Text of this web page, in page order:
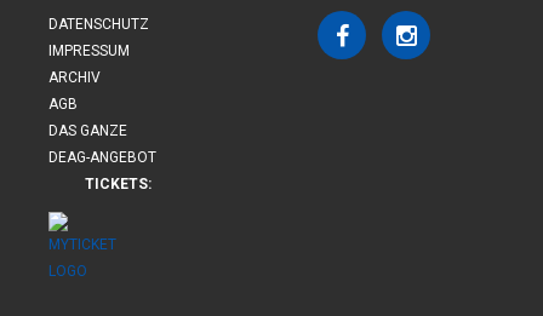
DATENSCHUTZ
IMPRESSUM
ARCHIV
AGB
DAS GANZE
DEAG-ANGEBOT
TICKETS: